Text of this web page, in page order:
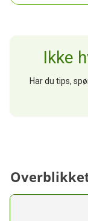
Ikke
Har du tips,